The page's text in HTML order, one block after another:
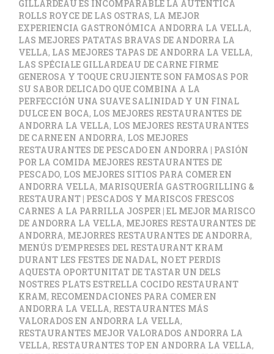
GILLARDEAU ES INCOMPARABLE LA AUTÉNTICA
ROLLS ROYCE DE LAS OSTRAS, LA MEJOR
EXPERIENCIA GASTRONÓMICA ANDORRA LA VELLA,
LAS MEJORES PATATAS BRAVAS DE ANDORRA LA
VELLA, LAS MEJORES TAPAS DE ANDORRA LA VELLA,
LAS SPÉCIALE GILLARDEAU DE CARNE FIRME
GENEROSA Y TOQUE CRUJIENTE SON FAMOSAS POR
SU SABOR DELICADO QUE COMBINA A LA
PERFECCIÓN UNA SUAVE SALINIDAD Y UN FINAL
DULCE EN BOCA, LOS MEJORES RESTAURANTES DE
ANDORRA LA VELLA, LOS MEJORES RESTAURANTES
DE CARNE EN ANDORRA, LOS MEJORES
RESTAURANTES DE PESCADO EN ANDORRA | PASIÓN
POR LA COMIDA MEJORES RESTAURANTES DE
PESCADO, LOS MEJORES SITIOS PARA COMER EN
ANDORRA VELLA, MARISQUERÍA GASTROGRILLING &
RESTAURANT | PESCADOS Y MARISCOS FRESCOS
CARNES A LA PARRILLA JOSPER | EL MEJOR MARISCO
DE ANDORRA LA VELLA, MEJORES RESTAURANTES DE
ANDORRA, MEJORRES RESTAURANTES DE ANDORRA,
MENÚS D'EMPRESES DEL RESTAURANT KRAM
DURANT LES FESTES DE NADAL, NO ET PERDIS
AQUESTA OPORTUNITAT DE TASTAR UN DELS
NOSTRES PLATS ESTRELLA COCIDO RESTAURANT
KRAM, RECOMENDACIONES PARA COMER EN
ANDORRA LA VELLA, RESTAURANTES MÁS
VALORADOS EN ANDORRA LA VELLA,
RESTAURANTES MEJOR VALORADOS ANDORRA LA
VELLA, RESTAURANTES TOP EN ANDORRA LA VELLA,